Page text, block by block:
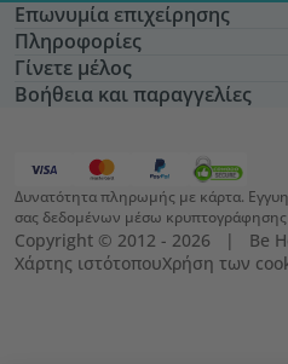
Επωνυμία επιχείρησης
Πληροφορίες
Γίνετε μέλος
Βοήθεια και παραγγελίες
Δυνατότητα πληρωμής με κάρτα.
σας δεδομένων μέσω κρυπτογράφησης
Copyright © 2012 - 2026   |   Be
Χάρτης ιστότοπουΧρήση των